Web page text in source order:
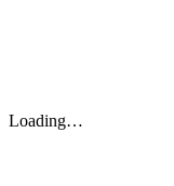
Loading…